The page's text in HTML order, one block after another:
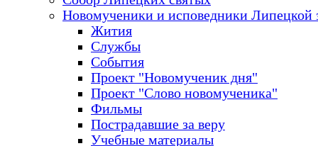
Новомученики и исповедники Липецкой
Жития
Службы
События
Проект "Новомученик дня"
Проект "Слово новомученика"
Фильмы
Пострадавшие за веру
Учебные материалы